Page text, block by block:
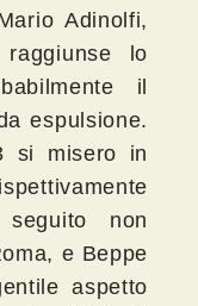
Adinolfi,
raggiunse lo
il
espulsione.
si misero in
non
e Beppe
aspetto